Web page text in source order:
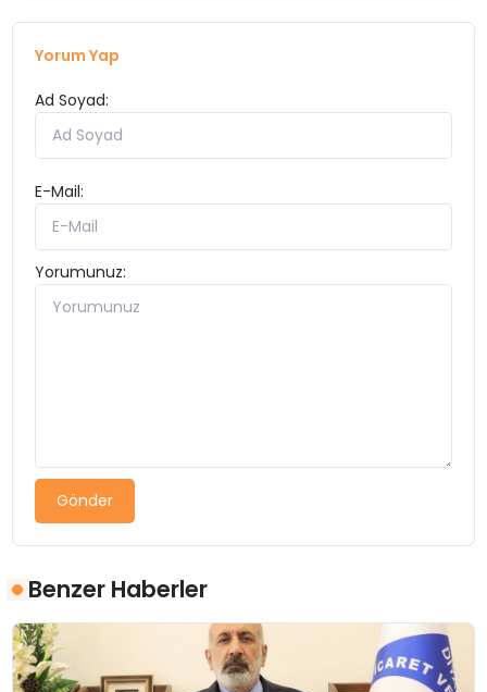
Yorum Yap
Ad Soyad:
E-Mail:
Yorumunuz:
Gönder
Benzer Haberler